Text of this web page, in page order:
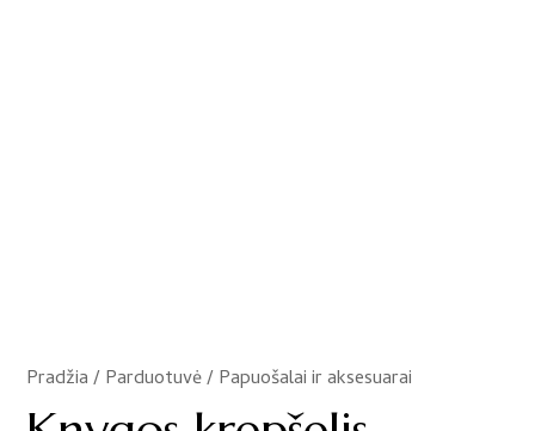
Pradžia/Parduotuvė/Papuošalai ir aksesuarai
/